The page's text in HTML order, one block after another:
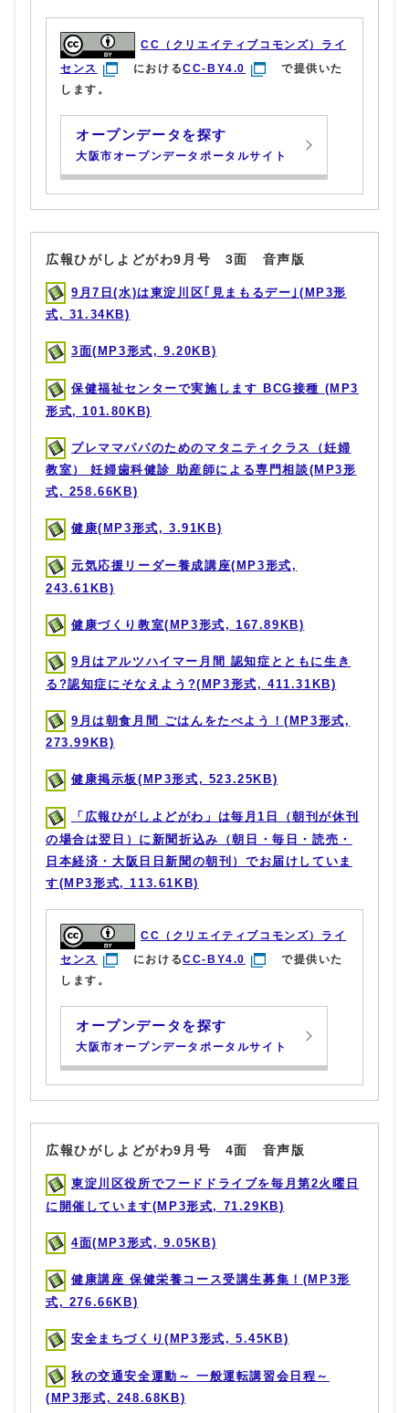
CC（クリエイティブコモンズ）ライ
センス
におけるCC-BY4.0
で提供いた
します。
オープンデータを探す
大阪市オープンデータポータルサイト
広報ひがしよどがわ9月号 3面 音声版
9月7日(水)は東淀川区｢見まもるデー｣(MP3形
式, 31.34KB)
3面(MP3形式, 9.20KB)
保健福祉センターで実施します BCG接種 (MP3
形式, 101.80KB)
プレママパパのためのマタニティクラス（妊婦
教室） 妊婦歯科健診 助産師による専門相談(MP3形
式, 258.66KB)
健康(MP3形式, 3.91KB)
元気応援リーダー養成講座(MP3形式,
243.61KB)
健康づくり教室(MP3形式, 167.89KB)
9月はアルツハイマー月間 認知症とともに生き
る?認知症にそなえよう?(MP3形式, 411.31KB)
9月は朝食月間 ごはんをたべよう！(MP3形式,
273.99KB)
健康掲示板(MP3形式, 523.25KB)
「広報ひがしよどがわ」は毎月1日（朝刊が休刊
の場合は翌日）に新聞折込み（朝日・毎日・読売・
日本経済・大阪日日新聞の朝刊）でお届けしていま
す(MP3形式, 113.61KB)
CC（クリエイティブコモンズ）ライ
センス
におけるCC-BY4.0
で提供いた
します。
オープンデータを探す
大阪市オープンデータポータルサイト
広報ひがしよどがわ9月号 4面 音声版
東淀川区役所でフードドライブを毎月第2火曜日
に開催しています(MP3形式, 71.29KB)
4面(MP3形式, 9.05KB)
健康講座 保健栄養コース受講生募集！(MP3形
式, 276.66KB)
安全まちづくり(MP3形式, 5.45KB)
秋の交通安全運動～ 一般運転講習会日程～
(MP3形式, 248.68KB)